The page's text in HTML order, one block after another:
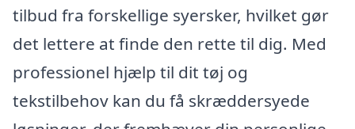
tilbud fra forskellige syersker, hvilket gør
det lettere at finde den rette til dig. Med
professionel hjælp til dit tøj og
tekstilbehov kan du få skræddersyede